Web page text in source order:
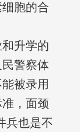
胞的合
升学的
警察体
被录用
，面颈
兵也是不